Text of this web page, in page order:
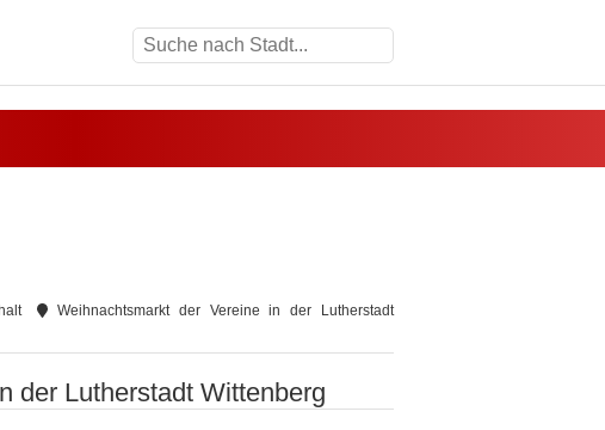
Weihnachtsmarkt der Vereine in der Lutherstadt
der Lutherstadt Wittenberg